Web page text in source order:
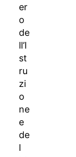
er
o
de
ll’I
st
ru
zi
o
ne
e
de
l